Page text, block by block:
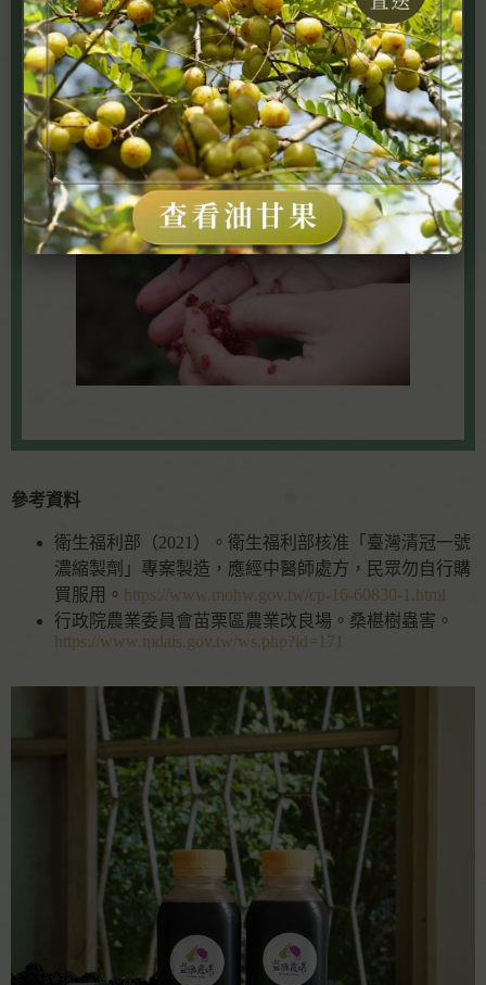
桑葚的天然色素來自於果實內的花青素與花
色素苷，在採收或食用時常會染上紫紅色的
汁液，無論用肥皂或洗手液都難以去除。其
實只要以粉紅色未成熟的桑葚果實或檸檬片
在染色處加以搓揉，以維生素C溶解色素，
便能輕易清洗掉手上殘留的顏色囉！
參考資料
衛生福利部（2021）。衛生福利部核准「臺灣清冠一號
濃縮製劑」專案製造，應經中醫師處方，民眾勿自行購
買服用。 https://www.mohw.gov.tw/cp-16-60830-1.html
行政院農業委員會苗栗區農業改良場。桑椹樹蟲害。
https://www.mdais.gov.tw/ws.php?id=171